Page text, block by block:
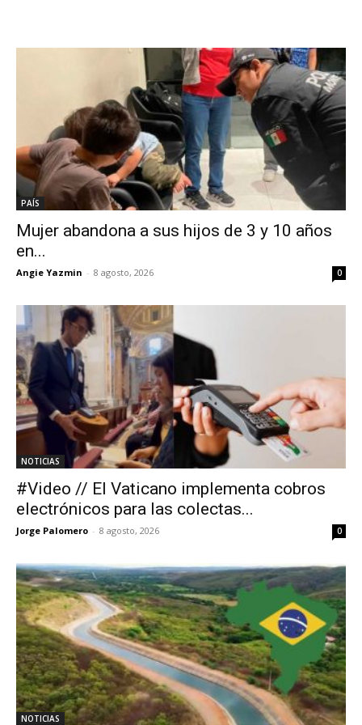
PAÍS
Mujer abandona a sus hijos de 3 y 10 años
en...
Angie Yazmin - 8 agosto, 2026 0
NOTICIAS
#Video // El Vaticano implementa cobros
electrónicos para las colectas...
Jorge Palomero - 8 agosto, 2026 0
NOTICIAS